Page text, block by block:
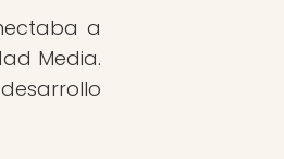
a
Media.